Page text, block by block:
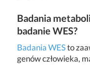
Badania
badanie WES?
Badania WESto
genów człowieka,